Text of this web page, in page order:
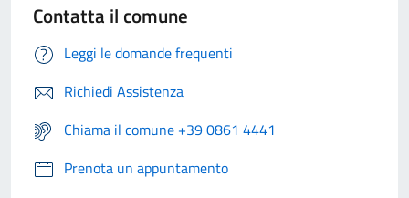
Contatta il comune
Leggi le domande frequenti
Richiedi Assistenza
Chiama il comune +39 0861 4441
Prenota un appuntamento